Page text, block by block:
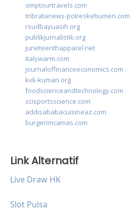
omptourtravels.com
tribratanews-polreskebumen.com
rsudbayuasih.org
publikjurnalistik.org
juneteenthapparel.net
italywarm.com
journaloffinanceeconomics.com
kvk-kumari.org
foodscienceandtechnology.com
scisportsscience.com
addisababacuisineaz.com
burgerimcamas.com
Link Alternatif
Live Draw HK
Slot Pulsa